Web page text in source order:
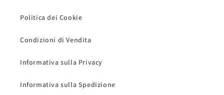
Politica dei Cookie
Condizioni di Vendita
Informativa sulla Privacy
Informativa sulla Spedizione